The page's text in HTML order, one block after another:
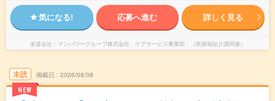
気になる! 応募へ進む 詳しく見る
派遣会社 マンパワーグループ株式会社 ケアサービス事業部 （医療福祉介護関連）
未読
NEW
掲載日 2026/08/08